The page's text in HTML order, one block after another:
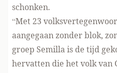
schonken.
“Met 23
aangegaan zonder blok,
groep Semilla is de tijd
hervatten die het volk van